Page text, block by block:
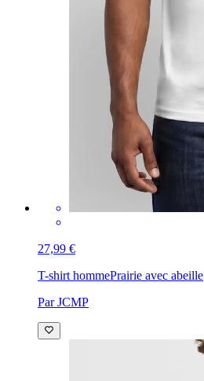
27,99 €
T-shirt hommePrairie avec abeille
Par JCMP